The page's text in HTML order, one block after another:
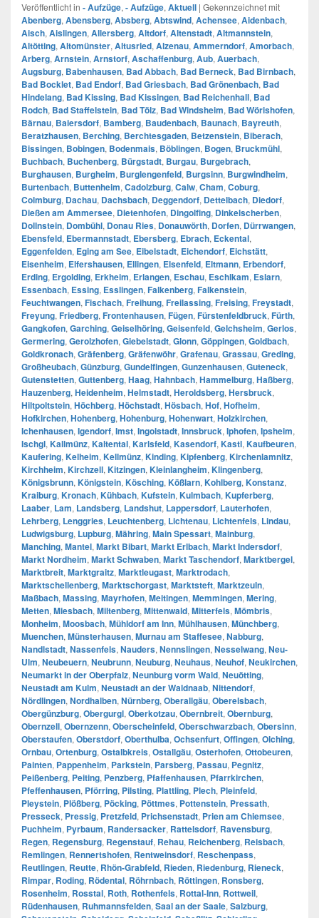
Veröffentlicht in - Aufzüge, - Aufzüge, Aktuell | Gekennzeichnet mit
Abenberg, Abensberg, Absberg, Abtswind, Achensee, Aidenbach,
Aisch, Aislingen, Allersberg, Altdorf, Altenstadt, Altmannstein,
Altötting, Altomünster, Altusried, Alzenau, Ammerndorf, Amorbach,
Arberg, Arnstein, Arnstorf, Aschaffenburg, Aub, Auerbach,
Augsburg, Babenhausen, Bad Abbach, Bad Berneck, Bad Birnbach,
Bad Bocklet, Bad Endorf, Bad Griesbach, Bad Grönenbach, Bad
Hindelang, Bad Kissing, Bad Kissingen, Bad Reichenhall, Bad
Rodch, Bad Staffelstein, Bad Tölz, Bad Windsheim, Bad Wörishofen,
Bärnau, Baiersdorf, Bamberg, Baudenbach, Baunach, Bayreuth,
Beratzhausen, Berching, Berchtesgaden, Betzenstein, Biberach,
Bissingen, Bobingen, Bodenmais, Böblingen, Bogen, Bruckmühl,
Buchbach, Buchenberg, Bürgstadt, Burgau, Burgebrach,
Burghausen, Burgheim, Burglengenfeld, Burgsinn, Burgwindheim,
Burtenbach, Buttenheim, Cadolzburg, Calw, Cham, Coburg,
Colmburg, Dachau, Dachsbach, Deggendorf, Dettelbach, Diedorf,
Dießen am Ammersee, Dietenhofen, Dingolfing, Dinkelscherben,
Dollnstein, Dombühl, Donau Ries, Donauwörth, Dorfen, Dürrwangen,
Ebensfeld, Ebermannstadt, Ebersberg, Ebrach, Eckental,
Eggenfelden, Eging am See, Eibelstadt, Eichendorf, Eichstätt,
Eisenheim, Elfershausen, Ellingen, Elsenfeld, Eltmann, Erbendorf,
Erding, Ergolding, Erkheim, Erlangen, Eschau, Eschlkam, Eslarn,
Essenbach, Essing, Esslingen, Falkenberg, Falkenstein,
Feuchtwangen, Fischach, Freihung, Freilassing, Freising, Freystadt,
Freyung, Friedberg, Frontenhausen, Fügen, Fürstenfeldbruck, Fürth,
Gangkofen, Garching, Geiselhöring, Geisenfeld, Gelchsheim, Gerlos,
Germering, Gerolzhofen, Giebelstadt, Glonn, Göppingen, Goldbach,
Goldkronach, Gräfenberg, Gräfenwöhr, Grafenau, Grassau, Greding,
Großheubach, Günzburg, Gundelfingen, Gunzenhausen, Guteneck,
Gutenstetten, Guttenberg, Haag, Hahnbach, Hammelburg, Haßberg,
Hauzenberg, Heidenheim, Helmstadt, Heroldsberg, Hersbruck,
Hiltpoltstein, Höchberg, Höchstadt, Hösbach, Hof, Hofheim,
Hofkirchen, Hohenberg, Hohenburg, Hohenwart, Holzkirchen,
Ichenhausen, Igendorf, Imst, Ingolstadt, Innsbruck, Iphofen, Ipsheim,
Ischgl, Kallmünz, Kaltental, Karlsfeld, Kasendorf, Kastl, Kaufbeuren,
Kaufering, Kelheim, Kellmünz, Kinding, Kipfenberg, Kirchenlamnitz,
Kirchheim, Kirchzell, Kitzingen, Kleinlangheim, Klingenberg,
Königsbrunn, Königstein, Kösching, Kößlarn, Kohlberg, Konstanz,
Kraiburg, Kronach, Kühbach, Kufstein, Kulmbach, Kupferberg,
Laaber, Lam, Landsberg, Landshut, Lappersdorf, Lauterhofen,
Lehrberg, Lenggries, Leuchtenberg, Lichtenau, Lichtenfels, Lindau,
Ludwigsburg, Lupburg, Mähring, Main Spessart, Mainburg,
Manching, Mantel, Markt Bibart, Markt Erlbach, Markt Indersdorf,
Markt Nordheim, Markt Schwaben, Markt Taschendorf, Marktbergel,
Marktbreit, Marktgraitz, Marktleugast, Marktrodach,
Marktschellenberg, Marktschorgast, Marktsteft, Marktzeuln,
Maßbach, Massing, Mayrhofen, Meitingen, Memmingen, Mering,
Metten, Miesbach, Miltenberg, Mittenwald, Mitterfels, Mömbris,
Monheim, Moosbach, Mühldorf am Inn, Mühlhausen, Münchberg,
Muenchen, Münsterhausen, Murnau am Staffesee, Nabburg,
Nandlstadt, Nassenfels, Nauders, Nennslingen, Nesselwang, Neu-
Ulm, Neubeuern, Neubrunn, Neuburg, Neuhaus, Neuhof, Neukirchen,
Neumarkt in der Oberpfalz, Neunburg vorm Wald, Neuötting,
Neustadt am Kulm, Neustadt an der Waldnaab, Nittendorf,
Nördlingen, Nordhalben, Nürnberg, Oberallgäu, Oberelsbach,
Obergünzburg, Obergurgl, Oberkotzau, Obernbreit, Obernburg,
Obernzell, Obernzenn, Oberscheinfeld, Oberschwarzbach, Obersinn,
Oberstaufen, Oberstdorf, Oberthulba, Ochsenfurt, Offingen, Olching,
Ornbau, Ortenburg, Ostalbkreis, Ostallgäu, Osterhofen, Ottobeuren,
Painten, Pappenheim, Parkstein, Parsberg, Passau, Pegnitz,
Peißenberg, Peiting, Penzberg, Pfaffenhausen, Pfarrkirchen,
Pfeffenhausen, Pförring, Pilsting, Plattling, Plech, Pleinfeld,
Pleystein, Plößberg, Pöcking, Pöttmes, Pottenstein, Pressath,
Presseck, Pressig, Pretzfeld, Prichsenstadt, Prien am Chiemsee,
Puchheim, Pyrbaum, Randersacker, Rattelsdorf, Ravensburg,
Regen, Regensburg, Regenstauf, Rehau, Reichenberg, Reisbach,
Remlingen, Rennertshofen, Rentweinsdorf, Reschenpass,
Reutlingen, Reutte, Rhön-Grabfeld, Rieden, Riedenburg, Rieneck,
Rimpar, Roding, Rödental, Röhrnbach, Röttingen, Ronsberg,
Rosenheim, Rosstal, Roth, Rothenfels, Rottal-Inn, Rottweil,
Rüdenhausen, Ruhmannsfelden, Saal an der Saale, Salzburg,